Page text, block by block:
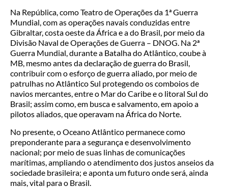
Na República, como Teatro de Operações da 1ª Guerra
Mundial, com as operações navais conduzidas entre
Gibraltar, costa oeste da África e a do Brasil, por meio da
Divisão Naval de Operações de Guerra – DNOG. Na 2ª
Guerra Mundial, durante a Batalha do Atlântico, coube à
MB, mesmo antes da declaração de guerra do Brasil,
contribuir com o esforço de guerra aliado, por meio de
patrulhas no Atlântico Sul protegendo os comboios de
navios mercantes, entre o Mar do Caribe e o litoral Sul do
Brasil; assim como, em busca e salvamento, em apoio a
pilotos aliados, que operavam na África do Norte.
No presente, o Oceano Atlântico permanece como
preponderante para a segurança e desenvolvimento
nacional; por meio de suas linhas de comunicações
marítimas, ampliando o atendimento dos justos anseios da
sociedade brasileira; e aponta um futuro onde será, ainda
mais, vital para o Brasil.